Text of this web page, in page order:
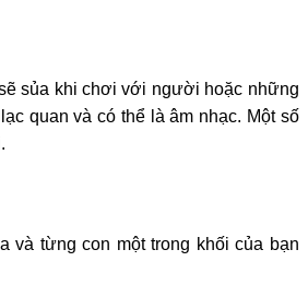
sủa khi chơi với người hoặc những
quan và có thể là âm nhạc. Một số
và từng con một trong khối của bạn